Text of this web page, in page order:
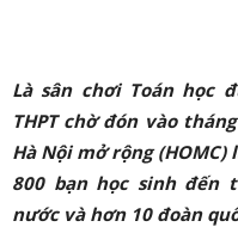
Là sân chơi Toán học
THPT chờ đón vào
Hà Nội mở rộng
800 bạn học sinh đến
nước và hơn 10 đoàn